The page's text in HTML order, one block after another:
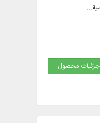
جزئیات محصول